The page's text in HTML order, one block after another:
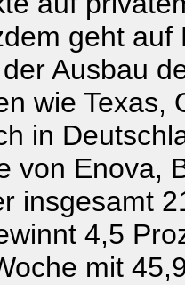
geht auf
Ausbau
wie Texas,
in
von Enova,
insgesamt
4,5
mit